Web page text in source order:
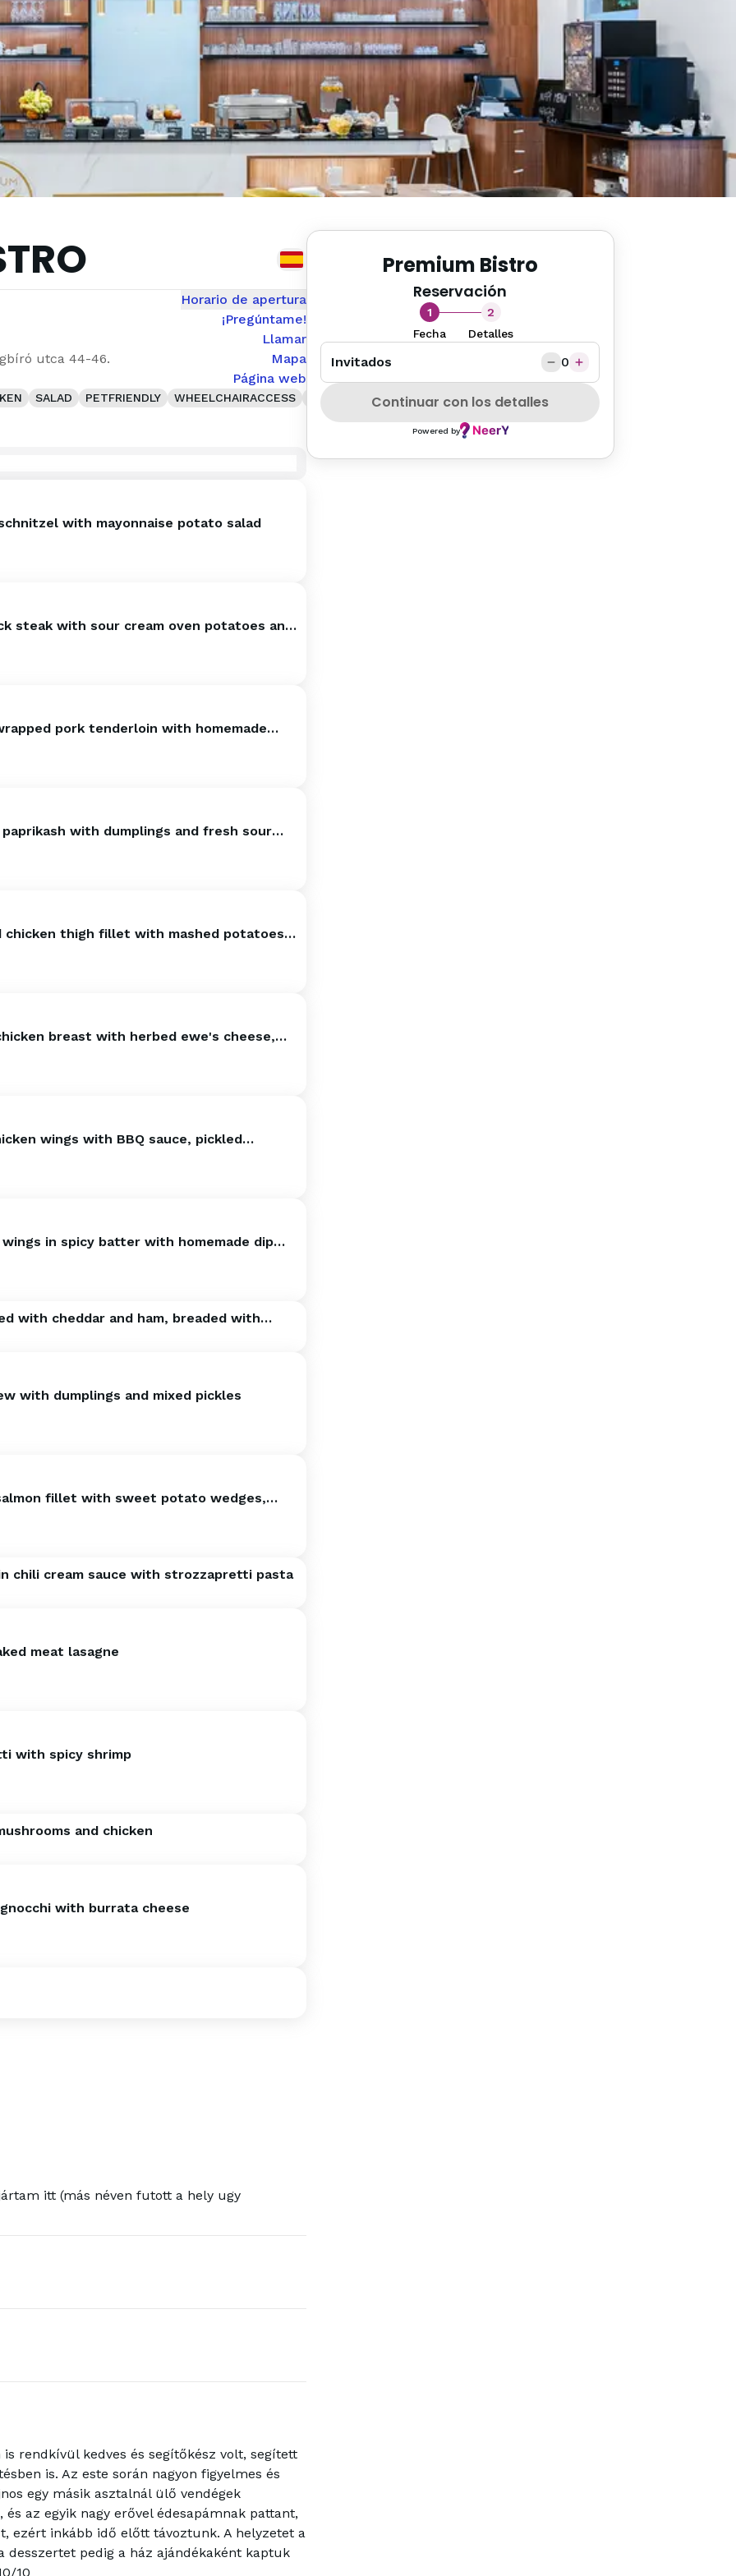
Horario de apertura
¡Pregúntame!
Llamar
utca 44-46.
Mapa
Página web
SALAD PETFRIENDLY WHEELCHAIRACCESS SOUP BREAKFAST SZEPCARD CAKE
with mayonnaise potato salad
steak with sour cream oven potatoes and
onions
pork tenderloin with homemade
and demi-glace sauce
paprikash with dumplings and fresh sour
chicken thigh fillet with mashed potatoes
cucumber salad
breast with herbed ewe's cheese,
gratin, served with steamed rice
wings with BBQ sauce, pickled
and potato wedges
wings in spicy batter with homemade dip
wedges
with cheddar and ham, breaded with
with steamed rice and fresh salad
with dumplings and mixed pickles
fillet with sweet potato wedges,
sauce, and Greek salad
chili cream sauce with strozzapretti pasta
meat lasagne
with spicy shrimp
and chicken
with burrata cheese
itt (más néven futott a hely ugy
rendkívül kedves és segítőkész volt, segített
is. Az este során nagyon figyelmes és
egy másik asztalnál ülő vendégek
az egyik nagy erővel édesapámnak pattant,
ezért inkább idő előtt távoztunk. A helyzetet a
desszertet pedig a ház ajándékaként kaptuk
10
Premium Bistro
Reservación
1
Fecha
2
Detalles
Invitados 0
Continuar con los detalles
Powered by